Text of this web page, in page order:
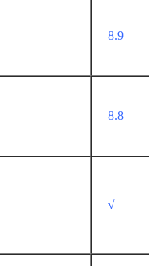
8.9
8.8
√